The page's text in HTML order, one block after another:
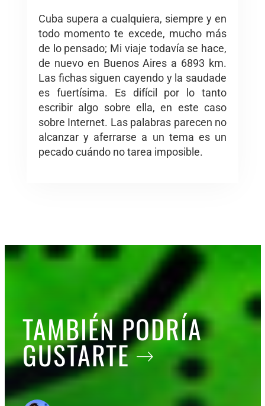
Cuba supera a cualquiera, siempre y en
todo momento te excede, mucho más
de lo pensado; Mi viaje todavía se hace,
de nuevo en Buenos Aires a 6893 km.
Las fichas siguen cayendo y la saudade
es fuertísima. Es difícil por lo tanto
escribir algo sobre ella, en este caso
sobre Internet. Las palabras parecen no
alcanzar y aferrarse a un tema es un
pecado cuándo no tarea imposible.
TAMBIÉN PODRÍA
GUSTARTE